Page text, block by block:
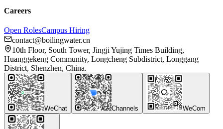
Careers
Open RolesCampus Hiring
contact@boilingwater.cn
10th Floor, South Tower, Jingji Yujing Times Building,
Huanggekeng Community, Longcheng Subdistrict, Longgang
District, Shenzhen, China.
WeChat Channels WeCom